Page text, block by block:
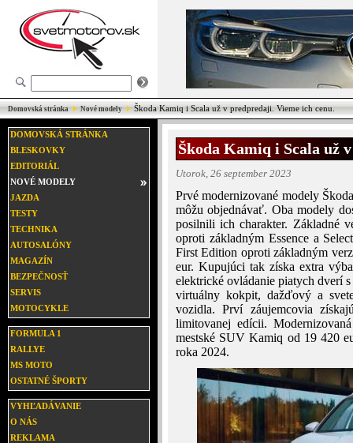
Domovská stránka Nové modely Škoda Kamiq i Scala už v predpredaji. Vieme ich cenu.
DOMOVSKÁ STRÁNKA
BLESKOVKY
EDITORIÁL
NOVÉ MODELY
JAZDA
TESTY
TECHNIKA
AUTOSALÓNY
MAGAZÍN
BEZPEČNOSŤ
SERVIS
MOTOCYKLE
FORMULA 1
RALLYE
MS MOTO
OSTATNÉ ŠPORTY
VYHĽADÁVANIE
O NÁS
REKLAMA
Škoda Kamiq i Scala už
Utorok, 26 september 2023
Prvé modernizované modely
môžu objednávať. Oba modely
posilnili ich charakter. Základné
oproti základným Essence a
First Edition oproti základným
eur. Kupujúci tak získa extra
elektrické ovládanie piatych dverí
virtuálny kokpit, dažďový a
vozidla. Prví záujemcovia
limitovanej edícii.
mestské SUV Kamiq od 19 420
roka 2024.